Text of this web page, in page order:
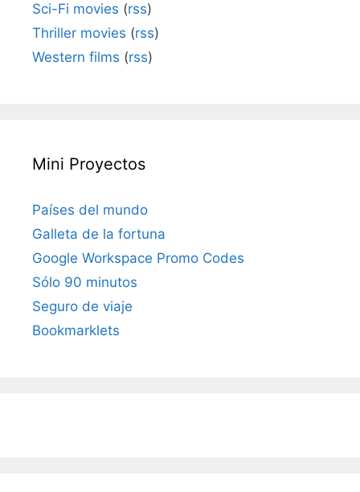
Sci-Fi movies (rss)
Thriller movies (rss)
Western films (rss)
Mini Proyectos
Países del mundo
Galleta de la fortuna
Google Workspace Promo Codes
Sólo 90 minutos
Seguro de viaje
Bookmarklets